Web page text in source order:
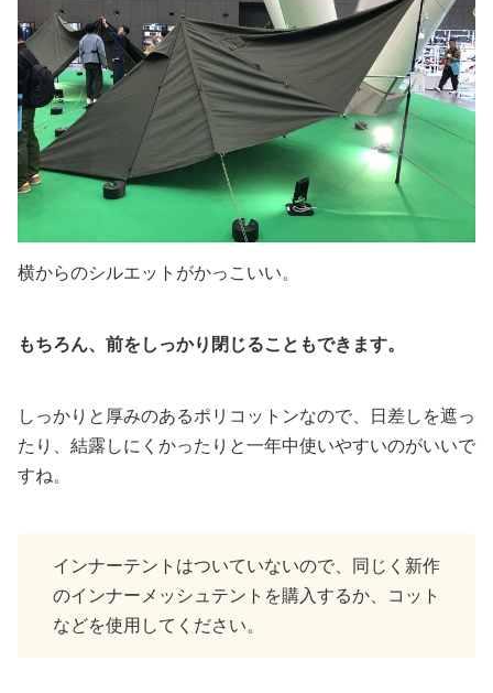
横からのシルエットがかっこいい。
もちろん、前をしっかり閉じることもできます。
しっかりと厚みのあるポリコットンなので、日差しを遮っ
たり、結露しにくかったりと一年中使いやすいのがいいで
すね。
インナーテントはついていないので、同じく新作
のインナーメッシュテントを購入するか、コット
などを使用してください。